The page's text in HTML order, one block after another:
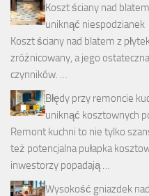
Koszt ściany nad
uniknąć niespodzianek
Koszt ściany nad blatem z
zróżnicowany, a jego
czynników. …
Błędy przy remoncie
uniknąć kosztownych
Remont kuchni to nie tylko
też potencjalna pułapka
inwestorzy popadają …
Wysokość gniazdek